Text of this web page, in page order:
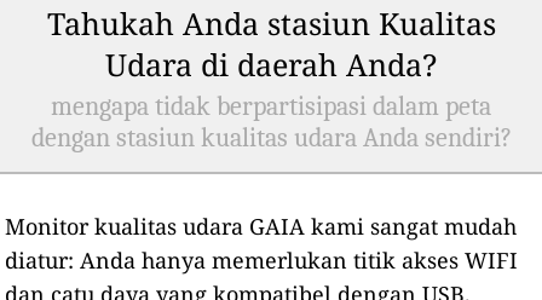
Tahukah Anda stasiun Kualitas
Udara di daerah Anda?
mengapa tidak berpartisipasi dalam peta
dengan stasiun kualitas udara Anda sendiri?
Monitor kualitas udara GAIA kami sangat mudah
diatur: Anda hanya memerlukan titik akses WIFI
dan catu daya yang kompatibel dengan USB.